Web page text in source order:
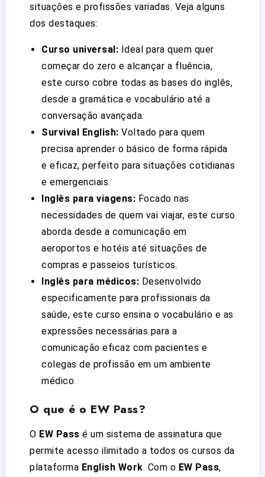
situações e profissões variadas. Veja alguns
dos destaques:
Curso universal: Ideal para quem quer
começar do zero e alcançar a fluência,
este curso cobre todas as bases do inglês,
desde a gramática e vocabulário até a
conversação avançada.
Survival English: Voltado para quem
precisa aprender o básico de forma rápida
e eficaz, perfeito para situações cotidianas
e emergenciais.
Inglês para viagens: Focado nas
necessidades de quem vai viajar, este curso
aborda desde a comunicação em
aeroportos e hotéis até situações de
compras e passeios turísticos.
Inglês para médicos: Desenvolvido
especificamente para profissionais da
saúde, este curso ensina o vocabulário e as
expressões necessárias para a
comunicação eficaz com pacientes e
colegas de profissão em um ambiente
médico.
O que é o EW Pass?
O EW Pass é um sistema de assinatura que
permite acesso ilimitado a todos os cursos da
plataforma English Work. Com o EW Pass,